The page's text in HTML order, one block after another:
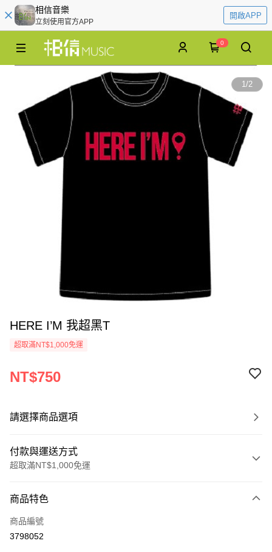
相信音樂
立刻使用官方APP
開啟APP
0
1/2
HERE I’M 我超黑T
超取滿NT$1,000免運
NT$750
請選擇商品選項
付款與運送方式
超取滿NT$1,000免運
信用卡一次付款
超商取貨付款
商品特色
商品編號
3798052